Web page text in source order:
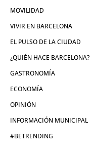
MOVILIDAD
VIVIR EN BARCELONA
EL PULSO DE LA CIUDAD
¿QUIÉN HACE BARCELONA?
GASTRONOMÍA
ECONOMÍA
OPINIÓN
INFORMACIÓN MUNICIPAL
#BETRENDING